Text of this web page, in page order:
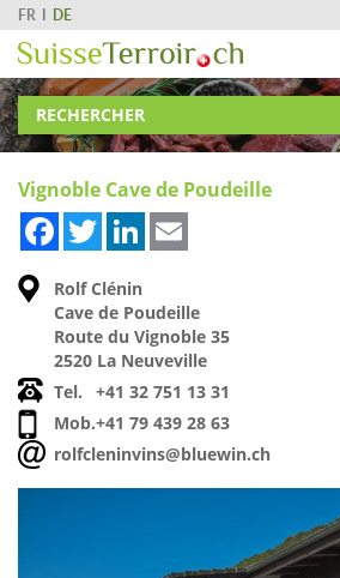
FR DE
RECHERCHER
Vignoble Cave de Poudeille
FacebookTwitterLinkedIn
Rolf Clénin
Cave de Poudeille
Route du Vignoble 35
2520 La Neuveville
Tel.
+41 32 751 13 31
Mob.+41 79 439 28 63
rolfcleninvins@bluewin.ch